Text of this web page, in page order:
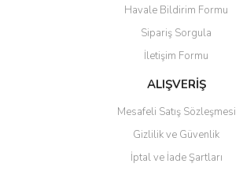
Havale Bildirim Formu
Sipariş Sorgula
İletişim Formu
ALIŞVERİŞ
Mesafeli Satış Sözleşmesi
Gizlilik ve Güvenlik
İptal ve İade Şartları